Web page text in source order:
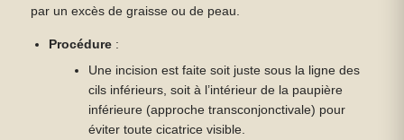
par un excès de graisse ou de peau.
Procédure :
Une incision est faite soit juste sous la ligne des
cils inférieurs, soit à l’intérieur de la paupière
inférieure (approche transconjonctivale) pour
éviter toute cicatrice visible.